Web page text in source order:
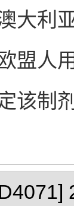
大利
盟人
该制